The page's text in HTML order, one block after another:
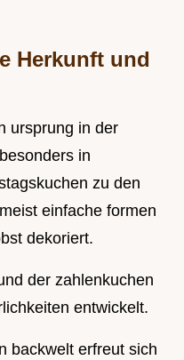
Herkunft und
ursprung in der
in
zu den
einfache formen
dekoriert.
der zahlenkuchen
entwickelt.
backwelt erfreut sich